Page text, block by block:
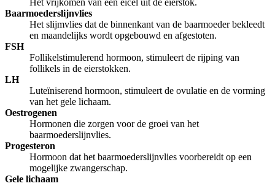
Het vrijkomen van een eicel uit de eierstok.
Baarmoederslijnvlies
Het slijmvlies dat de binnenkant van de baarmoeder bekleedt
en maandelijks wordt opgebouwd en afgestoten.
FSH
Follikelstimulerend hormoon, stimuleert de rijping van
follikels in de eierstokken.
LH
Luteïniserend hormoon, stimuleert de ovulatie en de vorming
van het gele lichaam.
Oestrogenen
Hormonen die zorgen voor de groei van het
baarmoederslijnvlies.
Progesteron
Hormoon dat het baarmoederslijnvlies voorbereidt op een
mogelijke zwangerschap.
Gele lichaam